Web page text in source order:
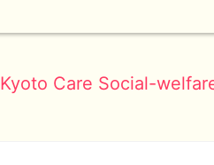
Kyoto Care Social-